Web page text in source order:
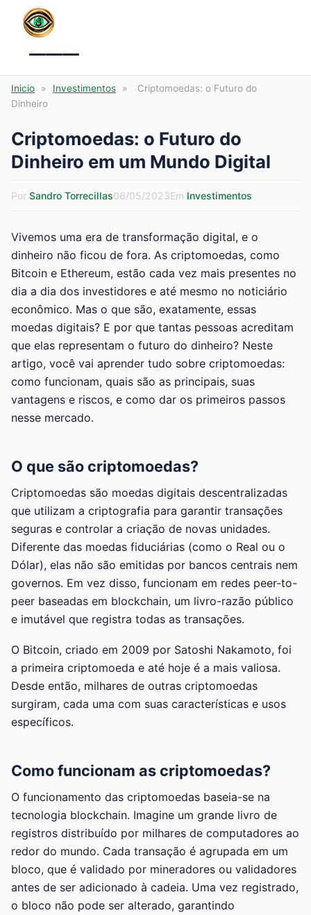
Menu
Inicio » Investimentos »
Criptomoedas: o Futuro do
Dinheiro
Criptomoedas: o Futuro do
Dinheiro em um Mundo Digital
Por Sandro Torrecillas06/05/2023Em Investimentos
Vivemos uma era de transformação digital, e o
dinheiro não ficou de fora. As criptomoedas, como
Bitcoin e Ethereum, estão cada vez mais presentes no
dia a dia dos investidores e até mesmo no noticiário
econômico. Mas o que são, exatamente, essas
moedas digitais? E por que tantas pessoas acreditam
que elas representam o futuro do dinheiro? Neste
artigo, você vai aprender tudo sobre criptomoedas:
como funcionam, quais são as principais, suas
vantagens e riscos, e como dar os primeiros passos
nesse mercado.
O que são criptomoedas?
Criptomoedas são moedas digitais descentralizadas
que utilizam a criptografia para garantir transações
seguras e controlar a criação de novas unidades.
Diferente das moedas fiduciárias (como o Real ou o
Dólar), elas não são emitidas por bancos centrais nem
governos. Em vez disso, funcionam em redes peer-to-
peer baseadas em blockchain, um livro-razão público
e imutável que registra todas as transações.
O Bitcoin, criado em 2009 por Satoshi Nakamoto, foi
a primeira criptomoeda e até hoje é a mais valiosa.
Desde então, milhares de outras criptomoedas
surgiram, cada uma com suas características e usos
específicos.
Como funcionam as criptomoedas?
O funcionamento das criptomoedas baseia-se na
tecnologia blockchain. Imagine um grande livro de
registros distribuído por milhares de computadores ao
redor do mundo. Cada transação é agrupada em um
bloco, que é validado por mineradores ou validadores
antes de ser adicionado à cadeia. Uma vez registrado,
o bloco não pode ser alterado, garantindo